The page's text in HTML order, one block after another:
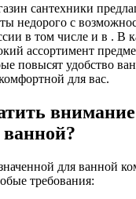
сантехники
недорого с
в том числе и в . В
ассортимент
повысят удобство
для вас.
для ванной
требования: